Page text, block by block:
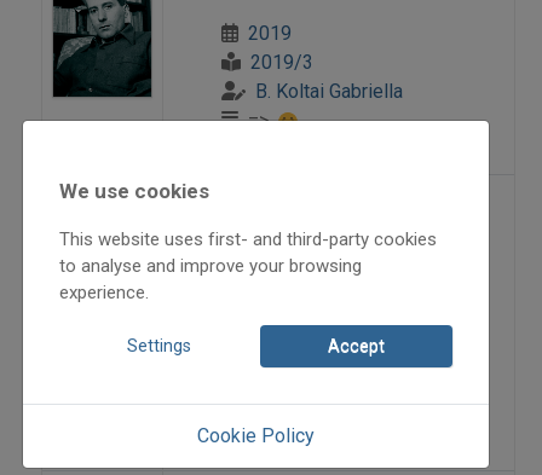
2019
2019/3
B. Koltai Gabriella
=>
történetek
2012
2012/1
We use cookies
This website uses first- and third-party cookies
to analyse and improve your browsing
experience.
Settings Accept
Cookie Policy